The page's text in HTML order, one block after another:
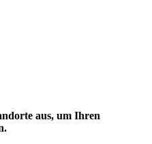
aus, um Ihren